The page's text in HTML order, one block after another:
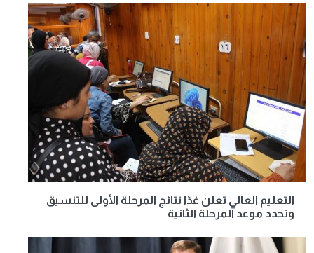
التعليم العالي تعلن غدًا نتائج المرحلة الأولى للتنسيق
وتحدد موعد المرحلة الثانية